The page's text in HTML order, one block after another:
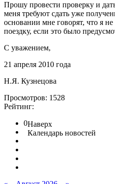
Прошу провести проверку и
меня требуют сдать уже
основании мне говорят, что я
поездку, если это было
С уважением,
21 апреля 2010 года
Н.Я. Кузнецова
Просмотров: 1528
Рейтинг:
0Наверх
Календарь новостей